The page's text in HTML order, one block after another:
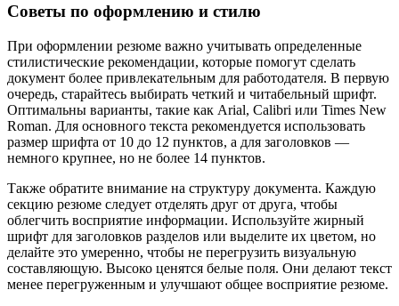
Советы по оформлению и стилю
При оформлении резюме важно учитывать определенные
стилистические рекомендации, которые помогут сделать
документ более привлекательным для работодателя. В первую
очередь, старайтесь выбирать четкий и читабельный шрифт.
Оптимальны варианты, такие как Arial, Calibri или Times New
Roman. Для основного текста рекомендуется использовать
размер шрифта от 10 до 12 пунктов, а для заголовков —
немного крупнее, но не более 14 пунктов.
Также обратите внимание на структуру документа. Каждую
секцию резюме следует отделять друг от друга, чтобы
облегчить восприятие информации. Используйте жирный
шрифт для заголовков разделов или выделите их цветом, но
делайте это умеренно, чтобы не перегрузить визуальную
составляющую. Высоко ценятся белые поля. Они делают текст
менее перегруженным и улучшают общее восприятие резюме.